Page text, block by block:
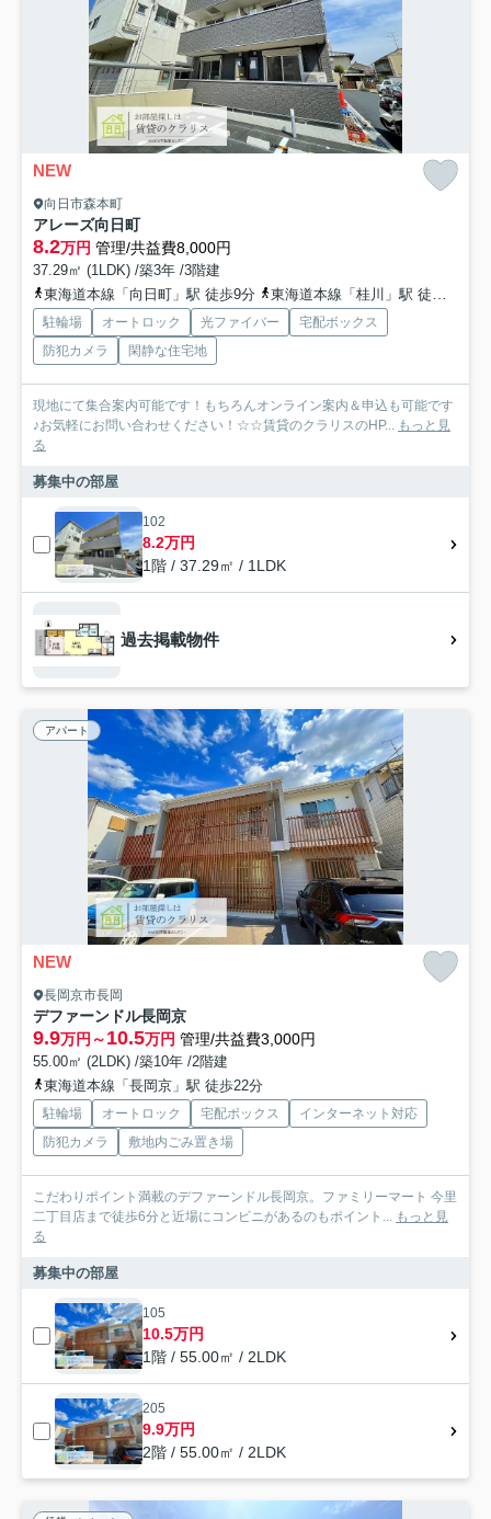
NEW
向日市森本町
アレーズ向日町
8.2万円 管理/共益費8,000円
37.29㎡ (1LDK) /築3年 /3階建
東海道本線「向日町」駅 徒歩9分
東海道本線「桂川」駅 徒歩23分
駐輪場 オートロック 光ファイバー
宅配ボックス
防犯カメラ
閑静な住宅地
現地にて集合案内可能です！もちろんオンライン案内＆申込も可能です
♪お気軽にお問い合わせください！☆☆賃貸のクラリスのHP... もっと見
る
募集中の部屋
102
8.2万円
1階 / 37.29㎡ / 1LDK
過去掲載物件
アパート
NEW
長岡京市長岡
デファーンドル長岡京
9.9万円～10.5万円 管理/共益費3,000円
55.00㎡ (2LDK) /築10年 /2階建
東海道本線「長岡京」駅 徒歩22分
駐輪場 オートロック 宅配ボックス
インターネット対応
防犯カメラ
敷地内ごみ置き場
こだわりポイント満載のデファーンドル長岡京。ファミリーマート 今里
二丁目店まで徒歩6分と近場にコンビニがあるのもポイント... もっと見
る
募集中の部屋
105
10.5万円
1階 / 55.00㎡ / 2LDK
205
9.9万円
2階 / 55.00㎡ / 2LDK